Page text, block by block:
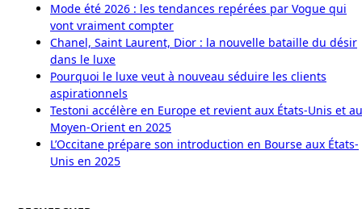
Mode été 2026 : les tendances repérées par Vogue qui
vont vraiment compter
Chanel, Saint Laurent, Dior : la nouvelle bataille du désir
dans le luxe
Pourquoi le luxe veut à nouveau séduire les clients
aspirationnels
Testoni accélère en Europe et revient aux États-Unis et au
Moyen-Orient en 2025
L’Occitane prépare son introduction en Bourse aux États-
Unis en 2025